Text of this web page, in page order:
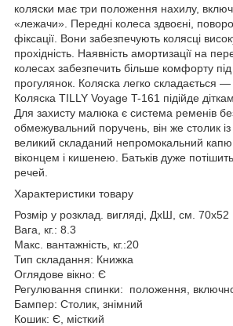
коляски має три положення нахилу,
«лежачи». Передні колеса здвоєні,
фіксації. Вони забезпечують колясці
прохідність. Наявність амортизації на
колесах забезпечить більше комфорту
прогулянок. Коляска легко складається
Коляска TILLY Voyage T-161 підійде
Для захисту малюка є система ременів
обмежувальний поручень, він же столик із
великий складаний непромокальний
віконцем і кишенею. Батьків дуже
речей.
Характеристики товару
Розмір у розклад. вигляді, ДхШ, см. 70х52
Вага, кг.: 8.3
Макс. вантажність, кг.:20
Тип складання: Книжка
Оглядове вікно: Є
Регулювання спинки: положення,
Бампер: Столик, знімний
Кошик: Є, місткий